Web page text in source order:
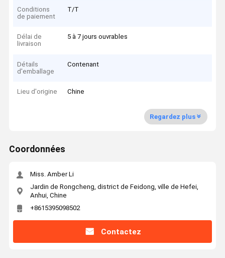
Conditions
de paiement
T/T
Délai de
livraison
5 à 7 jours ouvrables
Détails
d'emballage
Contenant
Lieu d'origine Chine
Regardez plus
Coordonnées
Miss. Amber Li
Jardin de Rongcheng, district de Feidong, ville de Hefei,
Anhui, Chine
+8615395098502
Contactez